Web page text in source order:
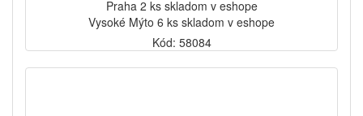
Praha 2 ks skladom v eshope
Vysoké Mýto 6 ks skladom v eshope
Kód: 58084